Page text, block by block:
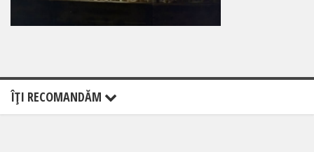
ÎŢI RECOMANDĂM